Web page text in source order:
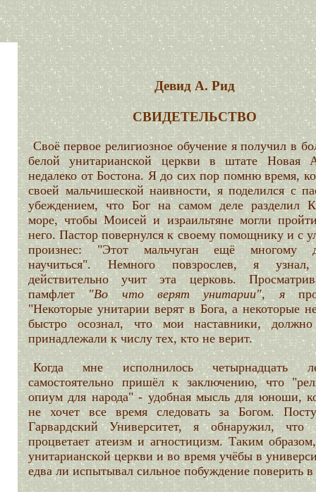
Девид А. Рид
СВИДЕТЕЛЬСТВО
Своё первое религиозное обучение я получил в
белой унитарианской церкви в штате Новая
недалеко от Бостона. Я до сих пор помню время,
своей мальчишеской наивности, я поделился с
убеждением, что Бог на самом деле разделил
море, чтобы Моисей и израильтяне могли
него. Пастор повернулся к своему помощнику и с
произнес: "Этот мальчуган ещё многому
научиться". Немного повзрослев, я
действительно учит эта церковь.
памфлет"Во что верят унитарии", я
"Некоторые унитарии верят в Бога, а некоторые
быстро осознал, что мои наставники,
принадлежали к числу тех, кто не верит.
Когда мне исполнилось четырнадцать
самостоятельно пришёл к заключению, что
опиум для народа" - удобная мысль для юноши,
не хочет все время следовать за Богом.
Гарвардский Университет, я обнаружил,
процветает атеизм и агностицизм. Таким
унитарианской церкви и во время учёбы в
едва ли испытывал сильное побуждение поверить в